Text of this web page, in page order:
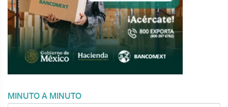
MINUTO A MINUTO